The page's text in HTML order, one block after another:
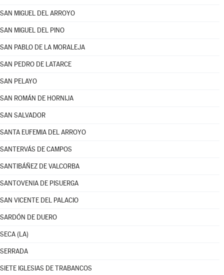
SAN MIGUEL DEL ARROYO
SAN MIGUEL DEL PINO
SAN PABLO DE LA MORALEJA
SAN PEDRO DE LATARCE
SAN PELAYO
SAN ROMÁN DE HORNIJA
SAN SALVADOR
SANTA EUFEMIA DEL ARROYO
SANTERVÁS DE CAMPOS
SANTIBÁÑEZ DE VALCORBA
SANTOVENIA DE PISUERGA
SAN VICENTE DEL PALACIO
SARDÓN DE DUERO
SECA (LA)
SERRADA
SIETE IGLESIAS DE TRABANCOS